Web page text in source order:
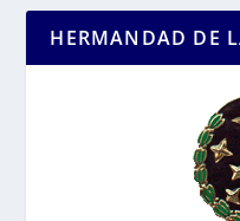
HERMANDAD DE